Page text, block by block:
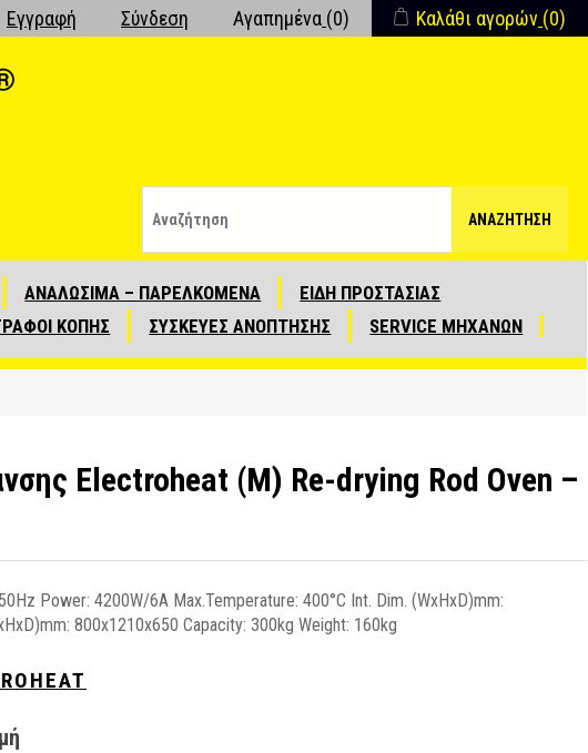
Εγγραφή Σύνδεση Αγαπημένα (0) Καλάθι αγορών (0)
ΑΝΑΖΉΤΗΣΗ
ΑΝΑΛΩΣΙΜΑ – ΠΑΡΕΛΚΟΜΕΝΑ
ΕΙΔΗ ΠΡΟΣΤΑΣΙΑΣ
ΚΟΠΗΣ ΣΥΣΚΕΥΕΣ ΑΝΟΠΤΗΣΗΣ SERVICE ΜΗΧΑΝΩΝ
Electroheat (M) Re-drying Rod Oven –
Power: 4200W/6A Max.Temperature: 400°C Int. Dim. (WxHxD)mm:
800x1210x650 Capacity: 300kg Weight: 160kg